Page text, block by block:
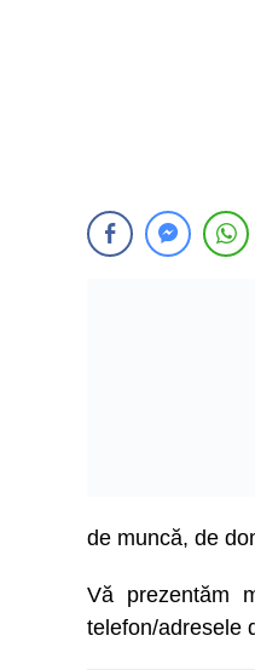
de muncă, de
Vă prezentăm
telefon/adresele